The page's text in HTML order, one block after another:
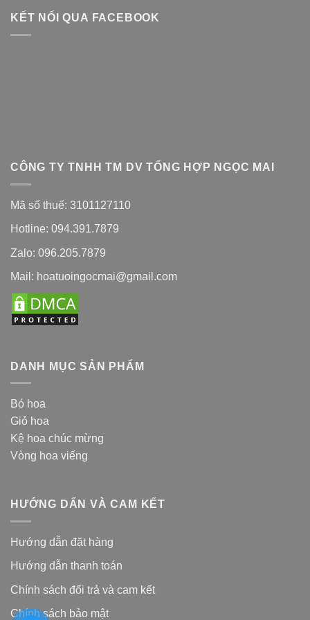
KẾT NỐI QUA FACEBOOK
CÔNG TY TNHH TM DV TỔNG HỢP NGỌC MAI
Mã số thuế: 3101127110
Hotline: 094.391.7879
Zalo: 096.205.7879
Mail: hoatuoingocmai@gmail.com
DANH MỤC SẢN PHẨM
Bó hoa
Giỏ hoa
Kệ hoa chúc mừng
Vòng hoa viếng
HƯỚNG DẨN VÀ CAM KẾT
Hướng dẫn đặt hàng
Hướng dẫn thanh toán
Chính sách đổi trả và cam kết
Chính sách bảo mật